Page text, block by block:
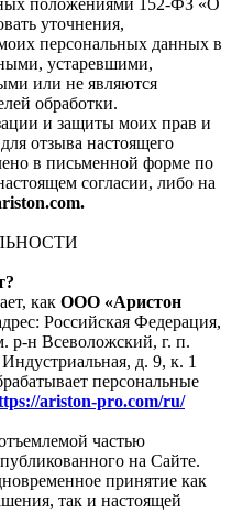
положениями 152-ФЗ «О
уточнения,
персональных данных в
устаревшими,
или не являются
обработки.
и защиты моих прав и
отзыва настоящего
в письменной форме по
согласии, либо на
как ООО «Аристон
Российская Федерация,
р-н Всеволожский, г. п.
д. 9, к. 1
персональные
ariston-pro.com/ru/
частью
на Сайте.
принятие как
так и настоящей